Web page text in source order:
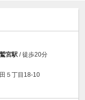
宮駅 / 徒歩20分
５丁目18-10